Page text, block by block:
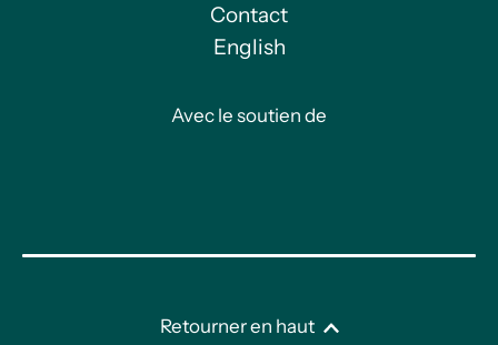
Contact
English
Avec le soutien de
Retourner en haut